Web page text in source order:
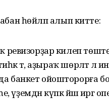
һөйләп алып китте:
килеп төштө.
тә, аҙыраҡ шөрләтә лә
банкет ойошторорға
үҙемдән күпкә йәш